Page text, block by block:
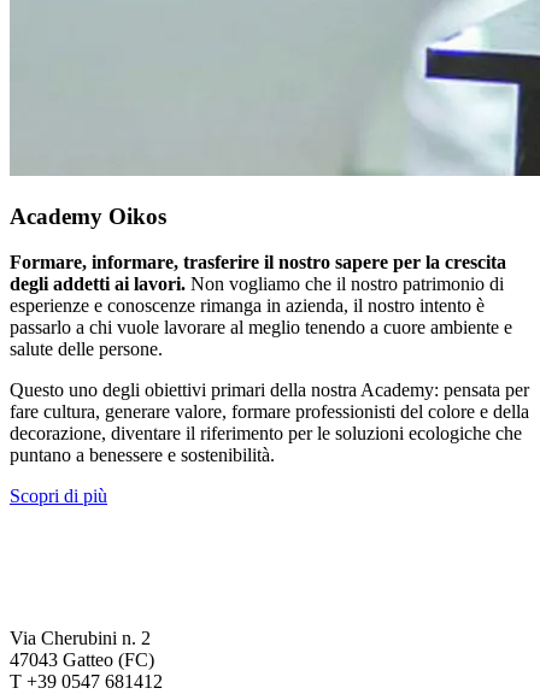
Academy Oikos
Formare, informare, trasferire il nostro sapere per la crescita
degli addetti ai lavori. Non vogliamo che il nostro patrimonio di
esperienze e conoscenze rimanga in azienda, il nostro intento è
passarlo a chi vuole lavorare al meglio tenendo a cuore ambiente e
salute delle persone.
Questo uno degli obiettivi primari della nostra Academy: pensata per
fare cultura, generare valore, formare professionisti del colore e della
decorazione, diventare il riferimento per le soluzioni ecologiche che
puntano a benessere e sostenibilità.
Scopri di più
Via Cherubini n. 2
47043 Gatteo (FC)
T +39 0547 681412